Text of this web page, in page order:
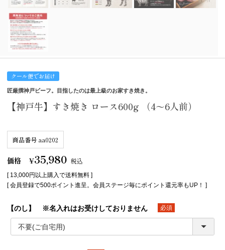
クール便でお届け
匠厳撰神戸ビーフ。目指したのは最上級のお家すき焼き。
【神戸牛】すき焼き ロース600g （4～6人前）
商品番号 aa0202
価格 ¥35,980 税込
[ 13,000円以上購入で送料無料 ]
[ 会員登録で500ポイント進呈。会員ステージ毎にポイント還元率もUP！ ]
【のし】 ※名入れはお受けしておりません
(必須)